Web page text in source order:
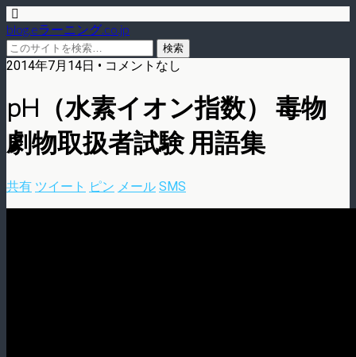
blog.eラーニング.co.jp
2014年7月14日 • コメントなし
pH（水素イオン指数） 毒物
劇物取扱者試験 用語集
共有 ツイート ピン メール SMS